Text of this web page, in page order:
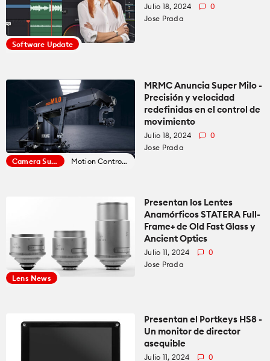
Software Update
Julio 18, 2024
0
Jose Prada
Camera Support Motion Control News
MRMC Anuncia Super Milo -
Precisión y velocidad
redefinidas en el control de
movimiento
Julio 18, 2024
0
Jose Prada
Lens News
Presentan los Lentes
Anamórficos STATERA Full-
Frame+ de Old Fast Glass y
Ancient Optics
Julio 11, 2024
0
Jose Prada
Presentan el Portkeys HS8 -
Un monitor de director
asequible
Julio 11, 2024
0